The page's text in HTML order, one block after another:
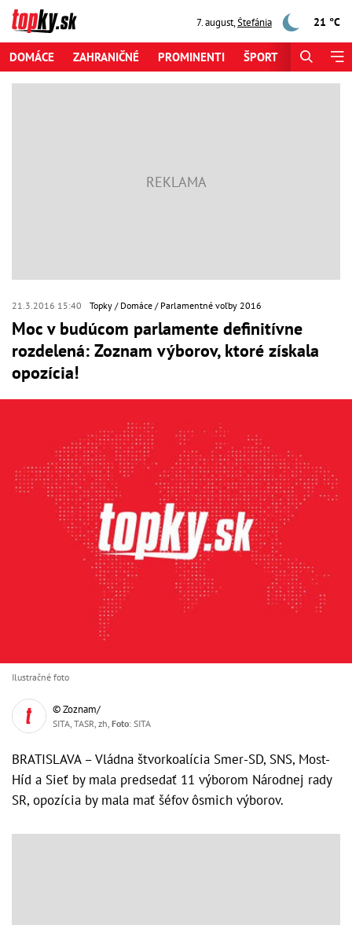
7. august,Štefánia 21 °C
DOMÁCE ZAHRANIČNÉ PROMINENTI ŠPORT
21.3.2016 15:40 Topky Domáce Parlamentné voľby 2016
Moc v budúcom parlamente definitívne
rozdelená: Zoznam výborov, ktoré získala
opozícia!
Ilustračné foto
© Zoznam/
SITA, TASR, zh, Foto: SITA
BRATISLAVA – Vládna štvorkoalícia Smer-SD, SNS, Most-
Híd a Sieť by mala predsedať 11 výborom Národnej rady
SR, opozícia by mala mať šéfov ôsmich výborov.